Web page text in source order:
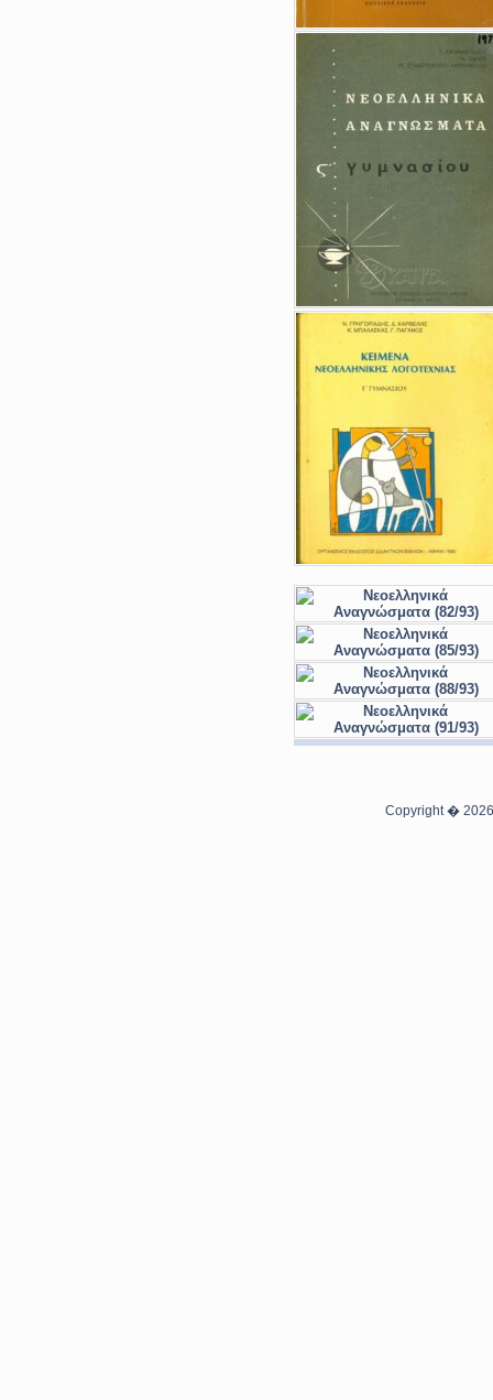
Copyright � 2026